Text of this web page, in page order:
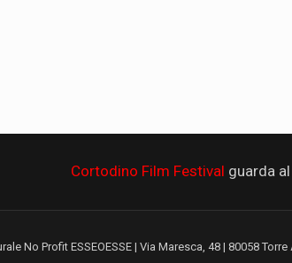
Cortodino Film Festival guarda
No Profit ESSEOESSE | Via Maresca, 48 | 80058